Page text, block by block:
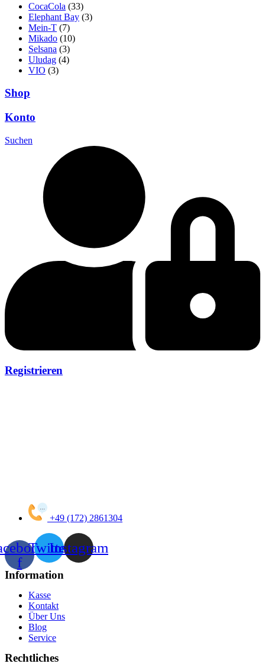
CocaCola (33)
Elephant Bay (3)
Mein-T (7)
Mikado (10)
Selsana (3)
Uludag (4)
VIO (3)
Shop
Konto
Suchen
Registrieren
+49 (172) 2861304
f
TwitterInstagram
Information
Kasse
Kontakt
Über Uns
Blog
Service
Rechtliches